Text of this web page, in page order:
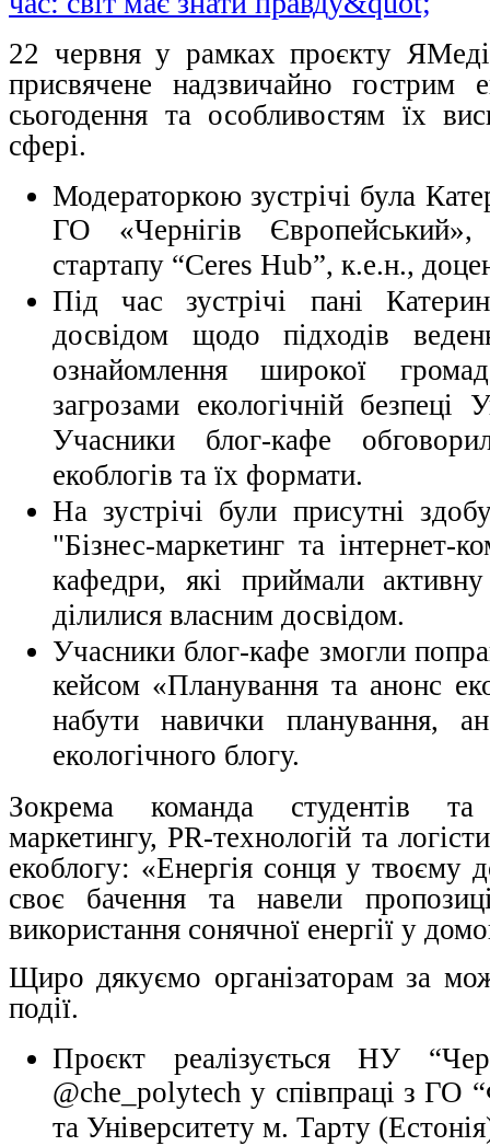
22 червня у рамках проєкту
присвячене надзвичайно гострим
сьогодення та особливостям їх
сфері.
Модераторкою зустрічі була
ГО «Чернігів Європейський»,
стартапу “Ceres Hub”, к.е.н.,
Під час зустрічі пані
досвідом щодо підходів
ознайомлення широкої
загрозами екологічній
Учасники блог-кафе
екоблогів та їх формати.
На зустрічі були присутні
"Бізнес-маркетинг та інтернет-
кафедри, які приймали
ділилися власним досвідом.
Учасники блог-кафе змогли
кейсом «Планування та анонс
набути навички планування,
екологічного блогу.
Зокрема команда студентів та
маркетингу, PR-технологій та
екоблогу: «Енергія сонця у твоєму
своє бачення та навели
використання сонячної енергії у
Щиро дякуємо організаторам за
події.
Проєкт реалізується НУ
@che_polytech у співпраці з ГО
та Університету м. Тарту